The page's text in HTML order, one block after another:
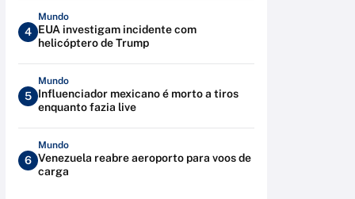
4
Mundo
EUA investigam incidente com
helicóptero de Trump
5
Mundo
Influenciador mexicano é morto a tiros
enquanto fazia live
6
Mundo
Venezuela reabre aeroporto para voos de
carga